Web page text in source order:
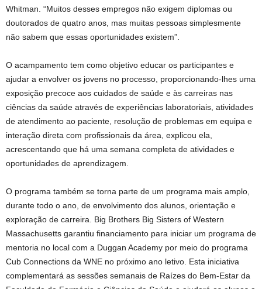
Whitman. “Muitos desses empregos não exigem diplomas ou
doutorados de quatro anos, mas muitas pessoas simplesmente
não sabem que essas oportunidades existem”.
O acampamento tem como objetivo educar os participantes e
ajudar a envolver os jovens no processo, proporcionando-lhes uma
exposição precoce aos cuidados de saúde e às carreiras nas
ciências da saúde através de experiências laboratoriais, atividades
de atendimento ao paciente, resolução de problemas em equipa e
interação direta com profissionais da área, explicou ela,
acrescentando que há uma semana completa de atividades e
oportunidades de aprendizagem.
O programa também se torna parte de um programa mais amplo,
durante todo o ano, de envolvimento dos alunos, orientação e
exploração de carreira. Big Brothers Big Sisters of Western
Massachusetts garantiu financiamento para iniciar um programa de
mentoria no local com a Duggan Academy por meio do programa
Cub Connections da WNE no próximo ano letivo. Esta iniciativa
complementará as sessões semanais de Raízes do Bem-Estar da